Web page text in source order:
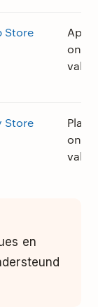
Store
App
Store
Play
en